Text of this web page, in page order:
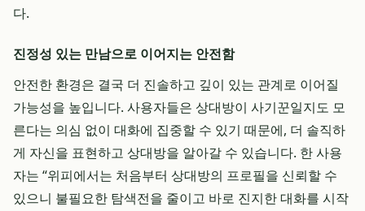
다.
진정성 있는 만남으로 이어지는 안전함
안전한 환경은 결국 더 진솔하고 깊이 있는 관계로 이어질
가능성을 높입니다. 사용자들은 상대방이 사기꾼일지도 모
른다는 의심 없이 대화에 집중할 수 있기 때문에, 더 솔직하
게 자신을 표현하고 상대방을 알아갈 수 있습니다. 한 사용
자는 “위피에서는 처음부터 상대방의 프로필을 신뢰할 수
있으니 불필요한 탐색전을 줄이고 바로 진지한 대화를 시작